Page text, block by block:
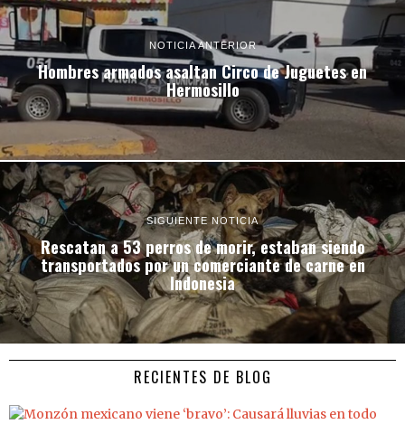
NOTICIA ANTERIOR
Hombres armados asaltan Circo de Juguetes en
Hermosillo
SIGUIENTE NOTICIA
Rescatan a 53 perros de morir, estaban siendo
transportados por un comerciante de carne en
Indonesia
RECIENTES DE BLOG